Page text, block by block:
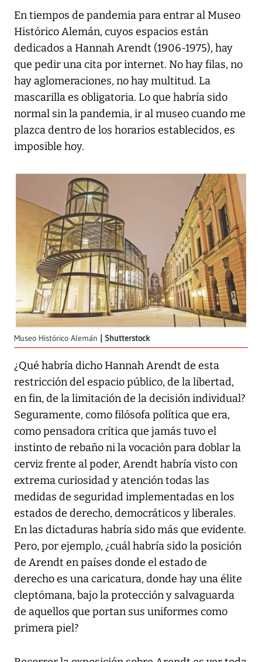
En tiempos de pandemia para entrar al Museo
Histórico Alemán, cuyos espacios están
dedicados a Hannah Arendt (1906-1975), hay
que pedir una cita por internet. No hay filas, no
hay aglomeraciones, no hay multitud. La
mascarilla es obligatoria. Lo que habría sido
normal sin la pandemia, ir al museo cuando me
plazca dentro de los horarios establecidos, es
imposible hoy.
Museo Histórico Alemán Shutterstock
¿Qué habría dicho Hannah Arendt de esta
restricción del espacio público, de la libertad,
en fin, de la limitación de la decisión individual?
Seguramente, como filósofa política que era,
como pensadora crítica que jamás tuvo el
instinto de rebaño ni la vocación para doblar la
cerviz frente al poder, Arendt habría visto con
extrema curiosidad y atención todas las
medidas de seguridad implementadas en los
estados de derecho, democráticos y liberales.
En las dictaduras habría sido más que evidente.
Pero, por ejemplo, ¿cuál habría sido la posición
de Arendt en países donde el estado de
derecho es una caricatura, donde hay una élite
cleptómana, bajo la protección y salvaguarda
de aquellos que portan sus uniformes como
primera piel?